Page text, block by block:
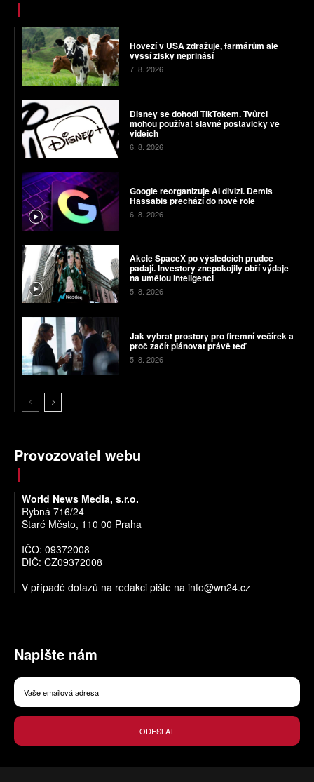
Hovězí v USA zdražuje, farmářům ale
vyšší zisky nepřináší
7. 8. 2026
Disney se dohodl TikTokem. Tvůrci
mohou používat slavné postavičky ve
videích
6. 8. 2026
Google reorganizuje AI divizi. Demis
Hassabis přechází do nové role
6. 8. 2026
Akcie SpaceX po výsledcích prudce
padají. Investory znepokojily obří výdaje
na umělou inteligenci
5. 8. 2026
Jak vybrat prostory pro firemní večírek a
proč začít plánovat právě teď
5. 8. 2026
Provozovatel webu
World News Media, s.r.o.
Rybná 716/24
Staré Město, 110 00 Praha
IČO: 09372008
DIČ: CZ09372008
V případě dotazů na redakci pište na info@wn24.cz
Napište nám
ODESLAT